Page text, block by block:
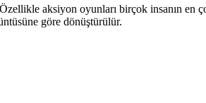
aksiyon oyunları birçok insanın en
göre dönüştürülür.